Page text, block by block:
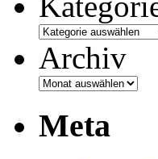
Archiv
Meta